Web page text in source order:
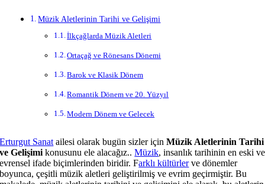
Müzik Aletlerinin Tarihi ve Gelişimi
İlkçağlarda Müzik Aletleri
Ortaçağ ve Rönesans Dönemi
Barok ve Klasik Dönem
Romantik Dönem ve 20. Yüzyıl
Modern Dönem ve Gelecek
Erturgut Sanat ailesi olarak bugün sizler içinMüzik Aletlerinin Tarihi
ve Gelişimi konusunu ele alacağız..Müzik, insanlık tarihinin en eski ve
evrensel ifade biçimlerinden biridir. Farklı kültürlerve dönemler
boyunca, çeşitli müzik aletleri geliştirilmiş ve evrim geçirmiştir. Bu